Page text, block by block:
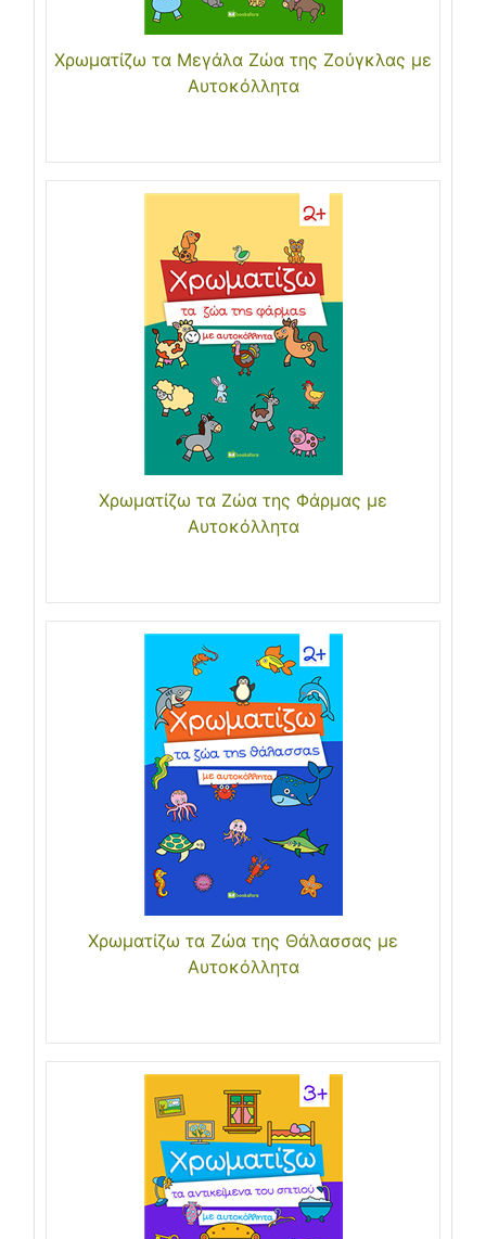
Χρωματίζω τα Μεγάλα Ζώα της Ζούγκλας με
Αυτοκόλλητα
Χρωματίζω τα Ζώα της Φάρμας με
Αυτοκόλλητα
Χρωματίζω τα Ζώα της Θάλασσας με
Αυτοκόλλητα